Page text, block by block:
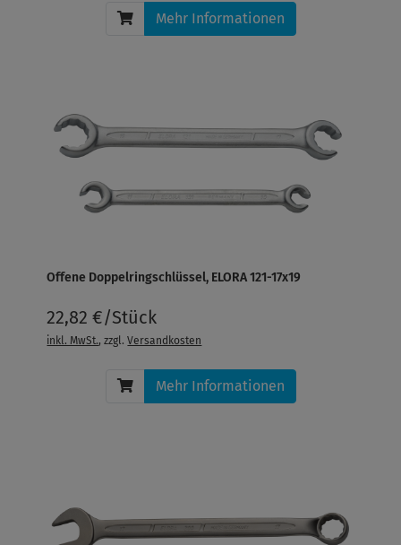
Mehr Informationen
Offene Doppelringschlüssel, ELORA 121-17x19
22,82 €/Stück
inkl. MwSt., zzgl.Versandkosten
Mehr Informationen